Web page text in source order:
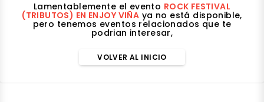
Lamentablemente el evento ROCK FESTIVAL
(TRIBUTOS) EN ENJOY VIÑA ya no está disponible,
pero tenemos eventos relacionados que te
podrian interesar,
VOLVER AL INICIO